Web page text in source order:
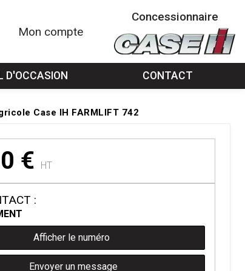
Mon compte
Concessionnaire
D'OCCASION CONTACT
Case IH FARMLIFT 742
€ HT
:
Afficher le numéro
Envoyer un message